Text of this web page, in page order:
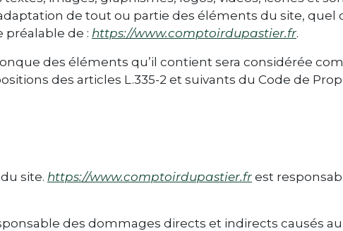
de tout ou partie des éléments du site, quel
préalable de : https://www.comptoirdupastier.fr.
des éléments qu’il contient sera considérée
des articles L.335-2 et suivants du Code de
site. https://www.comptoirdupastier.fr est
des dommages directs et indirects causés